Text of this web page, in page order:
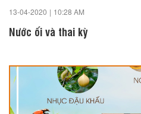
13-04-2020 | 10:28 AM
Nước ối và thai kỳ